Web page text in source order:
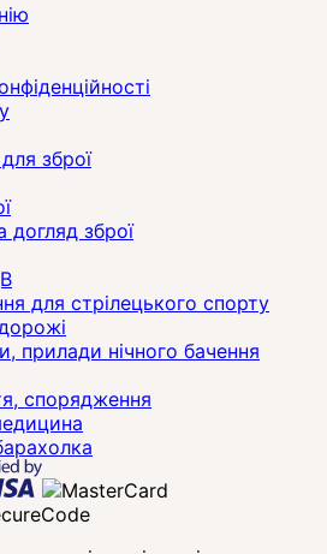
зброї
зброї
для стрілецького спорту
прилади нічного бачення
спорядження